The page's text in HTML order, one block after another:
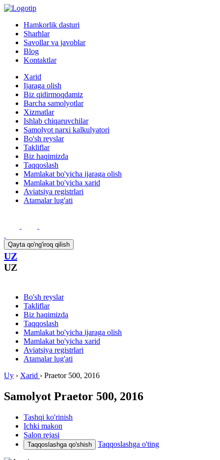
Hamkorlik dasturi
Sharhlar
Savollar va javoblar
Blog
Kontaktlar
Xarid
Ijaraga olish
Biz qidirmoqdamiz
Barcha samolyotlar
Xizmatlar
Ishlab chiqaruvchilar
Samolyot narxi kalkulyatori
Bo'sh reyslar
Takliflar
Biz haqimizda
Taqqoslash
Mamlakat bo'yicha ijaraga olish
Mamlakat bo'yicha xarid
Aviatsiya registrlari
Atamalar lug'ati
Qayta qo'ng'iroq qilish
UZ
UZ
Bo'sh reyslar
Takliflar
Biz haqimizda
Taqqoslash
Mamlakat bo'yicha ijaraga olish
Mamlakat bo'yicha xarid
Aviatsiya registrlari
Atamalar lug'ati
Uy › Xarid › Praetor 500, 2016
Samolyot Praetor 500, 2016
Tashqi ko'rinish
Ichki makon
Salon rejasi
Taqqoslashga qo'shish Taqqoslashga o'ting